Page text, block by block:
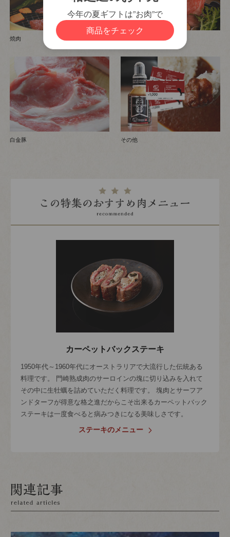
焼肉 すき焼き・しゃぶしゃぶ
白金豚 その他
カーペットバックステーキ
1950年代～1960年代にオーストラリアで大流行した伝統ある
料理です。 門崎熟成肉のサーロインの塊に切り込みを入れて
その中に生牡蠣を詰めていただく料理です。 塊肉とサーフア
ンドターフが得意な格之進だからこそ出来るカーペットバック
ステーキは一度食べると病みつきになる美味しさです。
ステーキのメニュー